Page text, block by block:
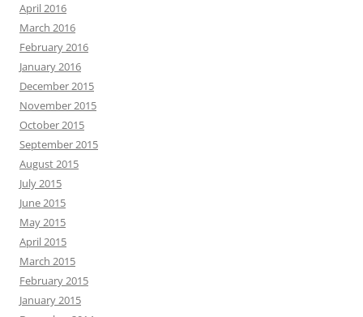
April 2016
March 2016
February 2016
January 2016
December 2015
November 2015
October 2015
September 2015
August 2015
July 2015
June 2015
May 2015
April 2015
March 2015
February 2015
January 2015